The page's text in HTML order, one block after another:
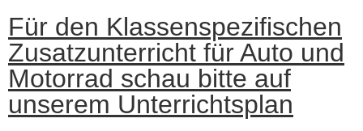
Für den Klassenspezifischen
Zusatzunterricht für Auto und
Motorrad schau bitte auf
unserem Unterrichtsplan